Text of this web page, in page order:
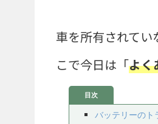
車を所有されてい
こで今日は「よく
バッテリーのト